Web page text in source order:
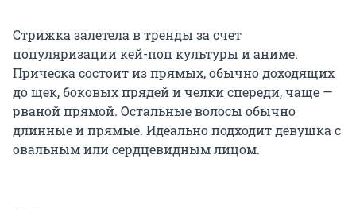
Стрижка залетела в тренды за счет
популяризации кей-поп культуры и аниме.
Прическа состоит из прямых, обычно доходящих
до щек, боковых прядей и челки спереди, чаще —
рваной прямой. Остальные волосы обычно
длинные и прямые. Идеально подходит девушка с
овальным или сердцевидным лицом.